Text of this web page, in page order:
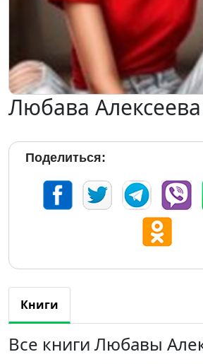
Любава Алексеева
Поделиться:
Книги
Все книги Любавы